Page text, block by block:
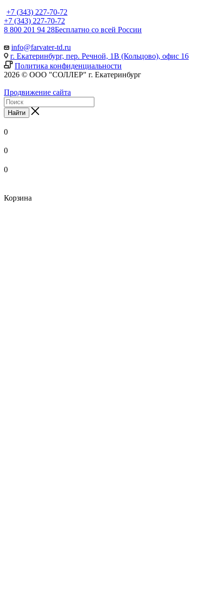
+7 (343) 227-70-72
+7 (343) 227-70-72
8 800 201 94 28Бесплатно со всей России
info@farvater-td.ru
г. Екатеринбург, пер. Речной, 1В (Кольцово), офис 16
Политика конфиденциальности
2026 © ООО "СОЛЛЕР" г. Екатеринбург
Продвижение сайта
Найти
0
0
0
Корзина